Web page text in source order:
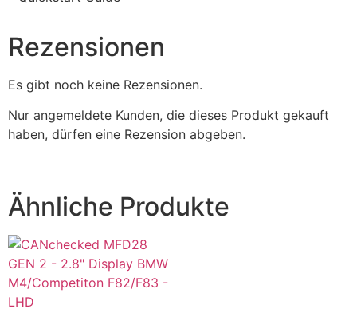
Rezensionen
Es gibt noch keine Rezensionen.
Nur angemeldete Kunden, die dieses Produkt gekauft
haben, dürfen eine Rezension abgeben.
Ähnliche Produkte